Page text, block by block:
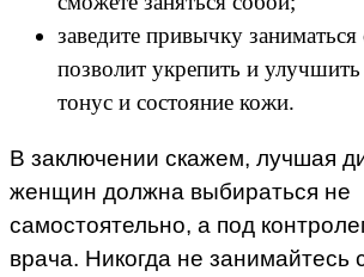
заведите привычку
позволит укрепить и
тонус и состояние кожи.
В заключении скажем, лучшая
женщин должна выбираться не
самостоятельно, а под
врача. Никогда не занимайтесь